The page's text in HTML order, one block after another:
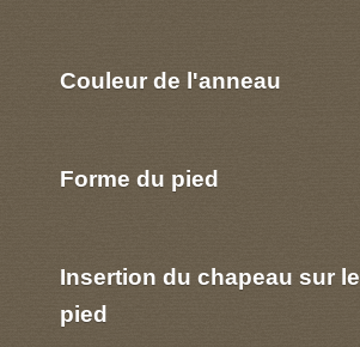
Couleur de l'anneau
Forme du pied
Insertion du chapeau sur le
pied